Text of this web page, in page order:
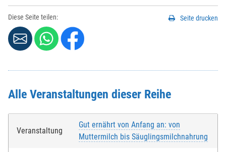
Diese Seite teilen: Seite drucken
Alle Veranstaltungen dieser Reihe
Veranstaltung
Gut ernährt von Anfang an: von
Muttermilch bis Säuglingsmilchnahrung